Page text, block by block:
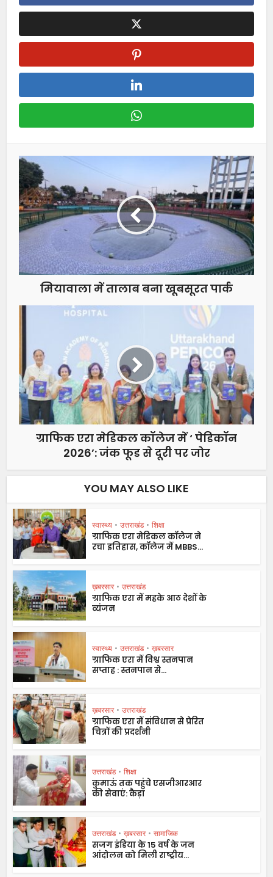
मियावाला में तालाब बना खूबसूरत पार्क
ग्राफिक एरा मेडिकल कॉलेज में ‘ पेडिकॉन
2026’: जंक फूड से दूरी पर जोर
YOU MAY ALSO LIKE
स्वास्थ्य • उत्तराखंड • शिक्षा
ग्राफिक एरा मेडिकल कॉलेज ने
रचा इतिहास, कॉलेज में MBBS...
ख़बरसार • उत्तराखंड
ग्राफिक एरा में महके आठ देशों के
व्यंजन
स्वास्थ्य • उत्तराखंड • ख़बरसार
ग्राफिक एरा में विश्व स्तनपान
सप्ताह : स्तनपान से...
ख़बरसार • उत्तराखंड
ग्राफिक एरा में संविधान से प्रेरित
चित्रों की प्रदर्शनी
उत्तराखंड • शिक्षा
कुमाऊं तक पहुंचे एसजीआरआर
की सेवाएं: कैड़ा
उत्तराखंड • ख़बरसार • सामाजिक
सजग इंडिया के 15 वर्ष के जन
आंदोलन को मिली राष्ट्रीय...